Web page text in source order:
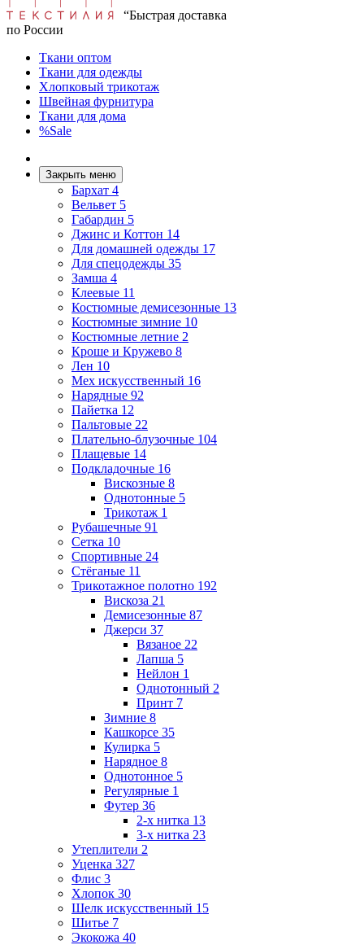
“Быстрая доставка
по России
Ткани оптом
Ткани для одежды
Хлопковый трикотаж
Швейная фурнитура
Ткани для дома
%Sale
Закрыть меню
Бархат 4
Вельвет 5
Габардин 5
Джинс и Коттон 14
Для домашней одежды 17
Для спецодежды 35
Замша 4
Клеевые 11
Костюмные демисезонные 13
Костюмные зимние 10
Костюмные летние 2
Кроше и Кружево 8
Лен 10
Мех искусственный 16
Нарядные 92
Пайетка 12
Пальтовые 22
Плательно-блузочные 104
Плащевые 14
Подкладочные 16
Вискозные 8
Однотонные 5
Трикотаж 1
Рубашечные 91
Сетка 10
Спортивные 24
Стёганые 11
Трикотажное полотно 192
Вискоза 21
Демисезонные 87
Джерси 37
Вязаное 22
Лапша 5
Нейлон 1
Однотонный 2
Принт 7
Зимние 8
Кашкорсе 35
Кулирка 5
Нарядное 8
Однотонное 5
Регулярные 1
Футер 36
2-х нитка 13
3-х нитка 23
Утеплители 2
Уценка 327
Флис 3
Хлопок 30
Шелк искусственный 15
Шитье 7
Экокожа 40